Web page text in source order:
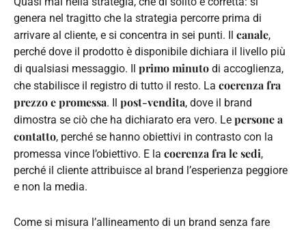
genera nel tragitto che la strategia percorre prima di
arrivare al cliente, e si concentra in sei punti. Il canale,
perché dove il prodotto è disponibile dichiara il livello più
di qualsiasi messaggio. Il primo minuto di accoglienza,
che stabilisce il registro di tutto il resto. La coerenza fra
prezzo e promessa. Il post-vendita, dove il brand
dimostra se ciò che ha dichiarato era vero. Le persone a
contatto, perché se hanno obiettivi in contrasto con la
promessa vince l’obiettivo. E la coerenza fra le sedi,
perché il cliente attribuisce al brand l’esperienza peggiore
e non la media.
Come si misura l’allineamento di un brand senza fare